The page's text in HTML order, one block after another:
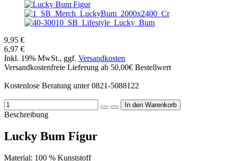
9,95 €
6,97 €
Inkl. 19% MwSt., ggf. Versandkosten
Versandkostenfreie Lieferung ab 50,00€ Bestellwert
Kostenlose Beratung unter 0821-5088122
Beschreibung
Lucky Bum Figur
Material: 100 % Kunststoff